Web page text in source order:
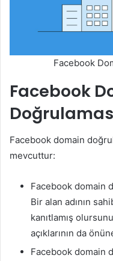
Facebook
Facebook
Facebook domain
mevcuttur:
Facebook domain
Bir alan adının
kanıtlamış
açıklarının da
Facebook domain